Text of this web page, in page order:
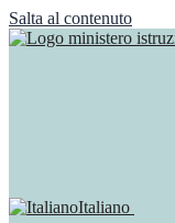
Salta al contenuto
Italiano